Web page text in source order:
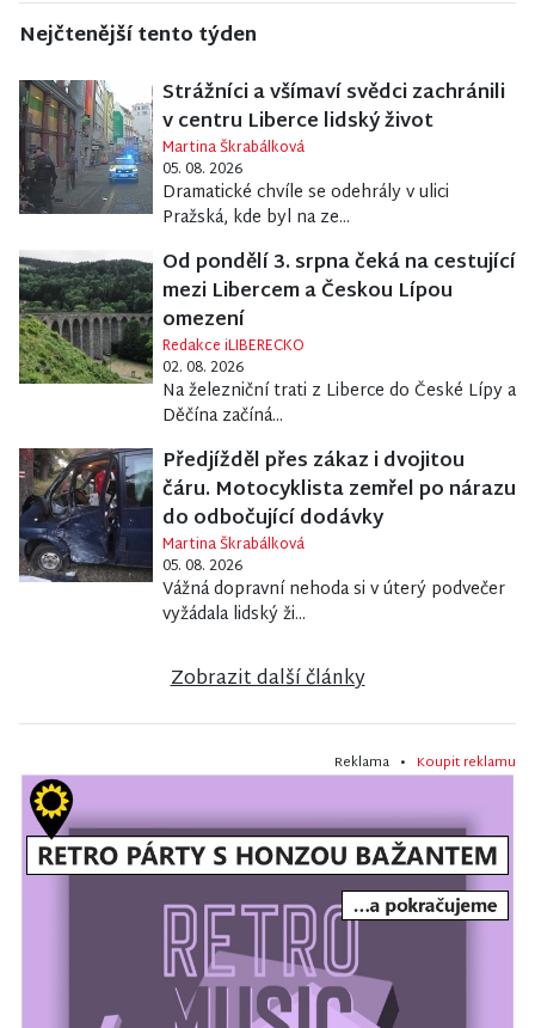
Nejčtenější tento týden
Strážníci a všímaví svědci zachránili
v centru Liberce lidský život
Martina Škrabálková
05. 08. 2026
Dramatické chvíle se odehrály v ulici
Pražská, kde byl na ze...
Od pondělí 3. srpna čeká na cestující
mezi Libercem a Českou Lípou
omezení
Redakce iLIBERECKO
02. 08. 2026
Na železniční trati z Liberce do České Lípy a
Děčína začíná...
Předjížděl přes zákaz i dvojitou
čáru. Motocyklista zemřel po nárazu
do odbočující dodávky
Martina Škrabálková
05. 08. 2026
Vážná dopravní nehoda si v úterý podvečer
vyžádala lidský ži...
Zobrazit další články
Reklama • Koupit reklamu